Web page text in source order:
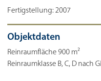
Fertigstellung: 2007
Objektdaten
Reinraumfläche 900 m²
Reinraumklasse B, C, D nach